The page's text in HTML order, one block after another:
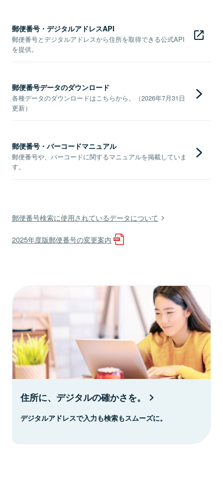
郵便番号・デジタルアドレスAPI
郵便番号とデジタルアドレスから住所を取得できる公式API
を提供。
郵便番号データのダウンロード
各種データのダウンロードはこちらから。（2026年7月31日
更新）
郵便番号・バーコードマニュアル
郵便番号や、バーコードに関するマニュアルを掲載していま
す。
郵便番号検索に使用されているデータについて
2025年度版郵便番号の変更案内
住所に、デジタルの確かさを。
デジタルアドレスで入力も検索もスムーズに。